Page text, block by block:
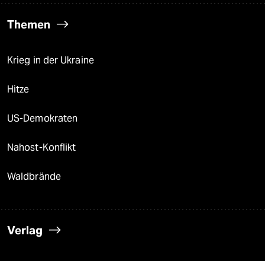
Themen
Krieg in der Ukraine
Hitze
US-Demokraten
Nahost-Konflikt
Waldbrände
Verlag